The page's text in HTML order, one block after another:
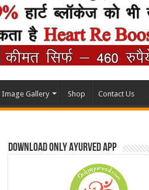
Image Gallery Shop Contact Us
Download Only Ayurved App